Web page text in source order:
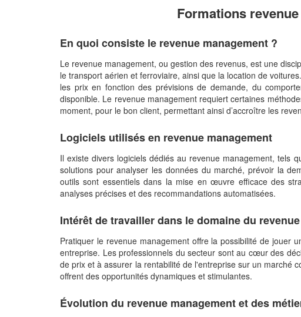
Formations
En quoi consiste le revenue management ?
Le revenue management, ou gestion des revenus, est une
le transport aérien et ferroviaire, ainsi que la location de
les prix en fonction des prévisions de demande, du
disponible. Le revenue management requiert certaines
moment, pour le bon client, permettant ainsi d’accroître les
Logiciels utilisés en revenue management
Il existe divers logiciels dédiés au revenue management, tels
solutions pour analyser les données du marché, prévoir la
outils sont essentiels dans la mise en œuvre efficace des
analyses précises et des recommandations automatisées.
Intérêt de travailler dans le domaine du
Pratiquer le revenue management offre la possibilité de jouer
entreprise. Les professionnels du secteur sont au cœur des
de prix et à assurer la rentabilité de l'entreprise sur un marché
offrent des opportunités dynamiques et stimulantes.
Évolution du revenue management et des